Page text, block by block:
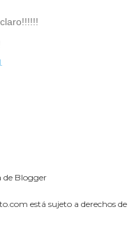
de Blogger
está sujeto a derechos de